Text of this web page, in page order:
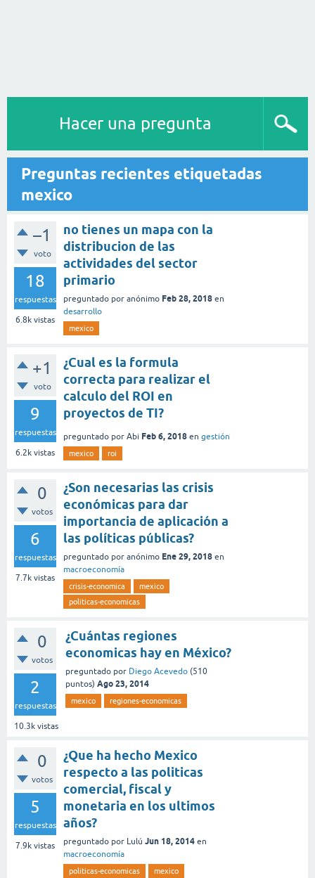
Hacer una pregunta
Preguntas recientes etiquetadas
mexico
–1
voto
18
respuestas
6.8k vistas
no tienes un mapa con la
distribucion de las
actividades del sector
primario
preguntado por anónimo Feb 28, 2018 en
desarrollo
mexico
+1
voto
9
respuestas
6.2k vistas
¿Cual es la formula
correcta para realizar el
calculo del ROI en
proyectos de TI?
preguntado por Abi Feb 6, 2018 en gestión
mexico roi
0
votos
6
respuestas
7.7k vistas
¿Son necesarias las crisis
económicas para dar
importancia de aplicación a
las políticas públicas?
preguntado por anónimo Ene 29, 2018 en
macroeconomía
crisis-economica
mexico
politicas-economicas
0
votos
2
respuestas
10.3k vistas
¿Cuántas regiones
economicas hay en México?
preguntado por Diego Acevedo (510
puntos) Ago 23, 2014
mexico regiones-economicas
0
votos
5
respuestas
7.9k vistas
¿Que ha hecho Mexico
respecto a las politicas
comercial, fiscal y
monetaria en los ultimos
años?
preguntado por Lulú Jun 18, 2014 en
macroeconomía
politicas-economicas mexico